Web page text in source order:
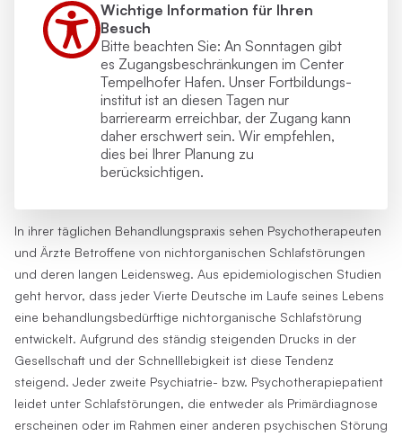
In ihrer täglichen Behandlungspraxis sehen Psychotherapeuten
und Ärzte Betroffene von nichtorganischen Schlafstörungen
und deren langen Leidensweg. Aus epidemiologischen Studien
geht hervor, dass jeder Vierte Deutsche im Laufe seines Lebens
eine behandlungsbedürftige nichtorganische Schlafstörung
entwickelt. Aufgrund des ständig steigenden Drucks in der
Gesellschaft und der Schnelllebigkeit ist diese Tendenz
steigend. Jeder zweite Psychiatrie- bzw. Psychotherapiepatient
leidet unter Schlafstörungen, die entweder als Primärdiagnose
erscheinen oder im Rahmen einer anderen psychischen Störung
Wichtige Information für Ihren
Besuch
Bitte beachten Sie: An Sonntagen gibt
es Zugangs­beschränkungen im Center
Tempelhofer Hafen. Unser Fortbildungs­
institut ist an diesen Tagen nur
barrierearm erreichbar, der Zugang kann
daher erschwert sein. Wir empfehlen,
dies bei Ihrer Planung zu
berücksichtigen.